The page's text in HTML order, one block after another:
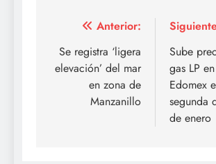
Navegación
de
entradas
Anterior:
Se registra ‘ligera
elevación’ del mar
en zona de
Manzanillo
Sube
gas LP
Edomex
segunda
de enero